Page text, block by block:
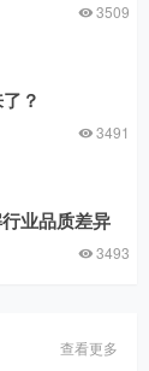
3509
？
3491
业品质差异
3493
查看更多